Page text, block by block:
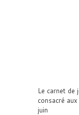
Le carnet de
consacré
juin